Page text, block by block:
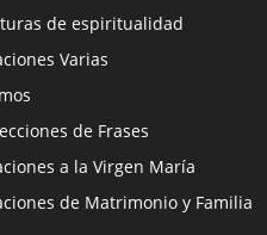
de espiritualidad
Varias
de Frases
a la Virgen María
de Matrimonio y Familia